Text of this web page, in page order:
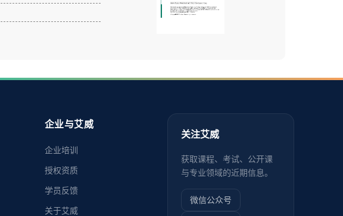
企业与艾威
企业培训
授权资质
学员反馈
关于艾威
关注艾威
获取课程、考试、公开课
与专业领域的近期信息。
微信公众号